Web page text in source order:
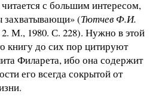
с большим интересом,
захватывающи» (Тютчев Ф.И.
М., 1980. С. 228). Нужно в этой
книгу до сих пор цитируют
Филарета, ибо она содержит
его всегда сокрытой от